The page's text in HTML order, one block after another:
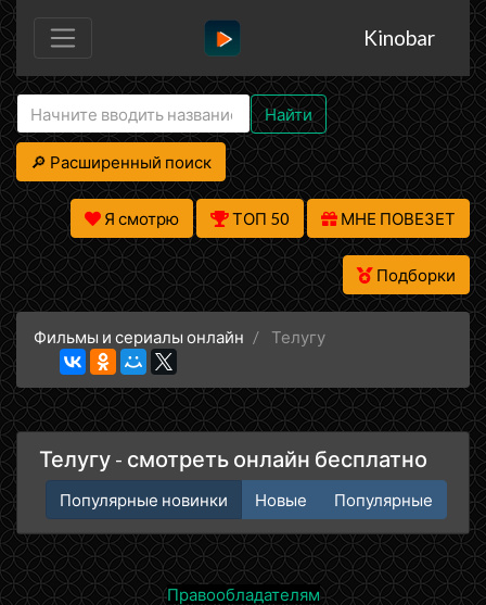
Kinobar
Найти
🔎 Расширенный поиск
Я смотрю ТОП 50 МНЕ ПОВЕЗЕТ
Подборки
Фильмы и сериалы онлайн Телугу
Телугу - смотреть онлайн бесплатно
Популярные новинки Новые Популярные
Правообладателям